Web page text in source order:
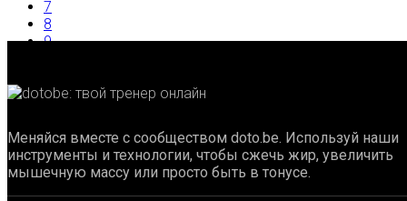
7
8
9
Меняйся вместе с сообществом doto.be. Используй наши
инструменты и технологии, чтобы сжечь жир, увеличить
мышечную массу или просто быть в тонусе.